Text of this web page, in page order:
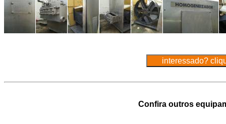
Confira outros